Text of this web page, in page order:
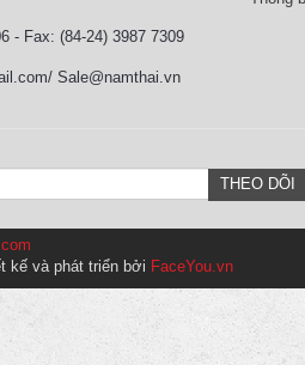
- Fax: (84-24) 3987 7309
Sale@namthai.vn
kế và phát triển bởi FaceYou.vn